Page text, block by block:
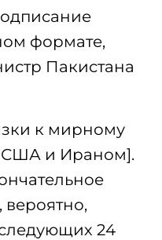
формате,
Пакистана
к мирному
и Ираном].
следующих 24